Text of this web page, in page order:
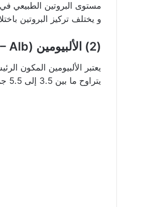
مستوى البروتين الطبيعي في الدم يتراوح ما بين 6 إلى 8 جم
و يختلف تركيز البروتين
(2) الألبيومين (Albumin – Alb )
يعتبر الألبيومين المكون
يتراوح ما بين 3.5 إلى 5.5 جم لكل 100 مل لتر دم ( 35 إلى 55 جم لكل لتر دم )